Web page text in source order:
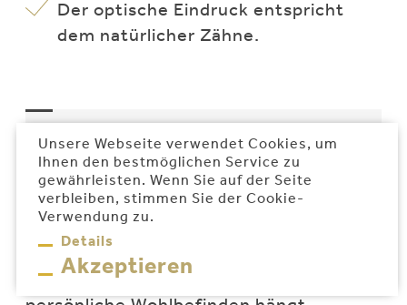
Der optische Eindruck entspricht
dem natürlicher Zähne.
Wohlbefinden und
Lebensqualität mit
Zahnersatz
Gesunde Zähne sind ein wesentlicher
Bestandteil von Lebensqualität. Das
Unsere Webseite verwendet Cookies, um
Ihnen den bestmöglichen Service zu
gewährleisten. Wenn Sie auf der Seite
verbleiben, stimmen Sie der Cookie-
Verwendung zu.
Details
Akzeptieren